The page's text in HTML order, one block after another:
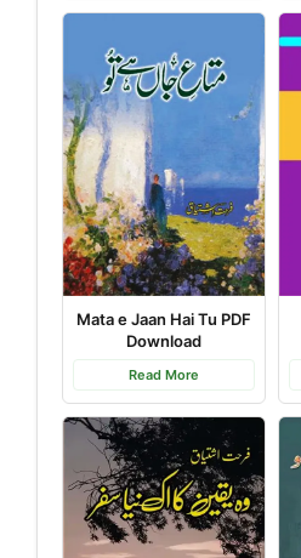
Mata e Jaan Hai Tu PDF
Download
Read More